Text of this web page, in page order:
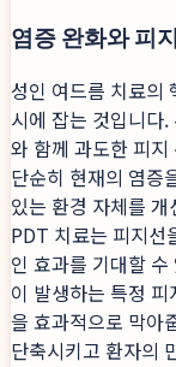
염증 완화와 피
성인 여드름 치료의
시에 잡는 것입니다
와 함께 과도한 피
단순히 현재의 염증
있는 환경 자체를
PDT 치료는 피지선
인 효과를 기대할
이 발생하는 특정
을 효과적으로 막아
단축시키고 환자의